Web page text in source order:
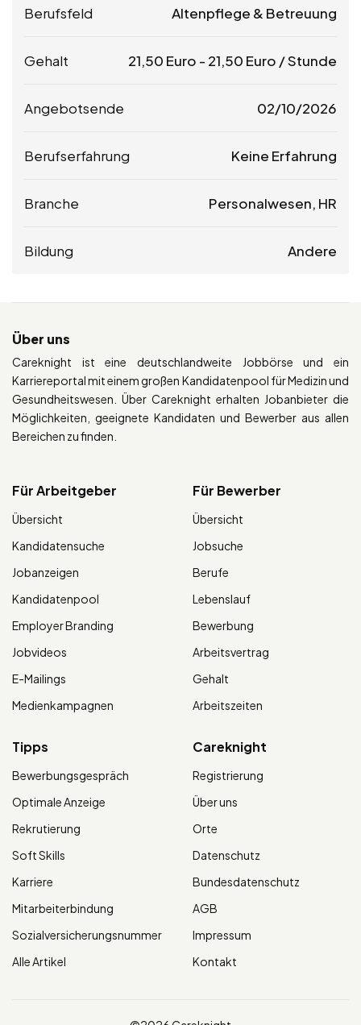
Berufsfeld Altenpflege & Betreuung
Gehalt 21,50 Euro - 21,50 Euro / Stunde
Angebotsende 02/10/2026
Berufserfahrung Keine Erfahrung
Branche Personalwesen, HR
Bildung Andere
Über uns
Careknight ist eine deutschlandweite Jobbörse und ein
Karriereportal mit einem großen Kandidatenpool für Medizin und
Gesundheitswesen. Über Careknight erhalten Jobanbieter die
Möglichkeiten, geeignete Kandidaten und Bewerber aus allen
Bereichen zu finden.
Für Arbeitgeber
Übersicht
Kandidatensuche
Jobanzeigen
Kandidatenpool
Employer Branding
Jobvideos
E-Mailings
Medienkampagnen
Für Bewerber
Übersicht
Jobsuche
Berufe
Lebenslauf
Bewerbung
Arbeitsvertrag
Gehalt
Arbeitszeiten
Tipps
Bewerbungsgespräch
Optimale Anzeige
Rekrutierung
Soft Skills
Karriere
Mitarbeiterbindung
Sozialversicherungsnummer
Alle Artikel
Careknight
Registrierung
Über uns
Orte
Datenschutz
Bundesdatenschutz
AGB
Impressum
Kontakt